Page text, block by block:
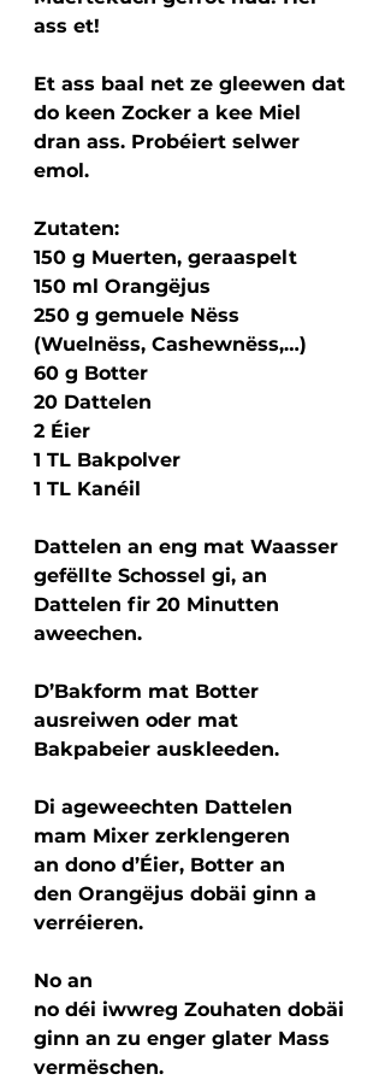
ass et!
Et ass baal net ze gleewen dat
do keen Zocker a kee Miel
dran ass. Probéiert selwer
emol.
Zutaten:
150 g Muerten, geraaspelt
150 ml Orangëjus
250 g gemuele Nëss
(Wuelnëss, Cashewnëss,…)
60 g Botter
20 Dattelen
2 Éier
1 TL Bakpolver
1 TL Kanéil
Dattelen an eng mat Waasser
gefëllte Schossel gi, an
Dattelen fir 20 Minutten
aweechen.
D’Bakform mat Botter
ausreiwen oder mat
Bakpabeier auskleeden.
Di ageweechten Dattelen
mam Mixer zerklengeren
an dono d’Éier, Botter an
den Orangëjus dobäi ginn a
verréieren.
No an
no déi iwwreg Zouhaten dobäi
ginn an zu enger glater Mass
vermëschen.